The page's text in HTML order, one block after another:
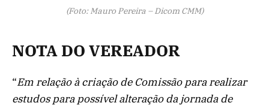
(Foto: Mauro Pereira – Dicom CMM)
NOTA DO VEREADOR
“Em relação à criação de Comissão para realizar
estudos para possível alteração da jornada de